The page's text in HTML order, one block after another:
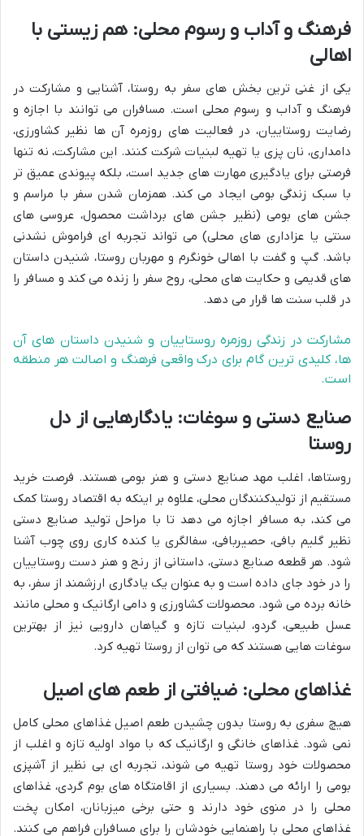
فرهنگ و آداب و رسوم محلی: هم زیستی با
اهالی
یکی از غنی ترین بخش های سفر به روستا، آشنایی و مشارکت در
فرهنگ و آداب و رسوم محلی است. مسافران می توانند با اجازه و
رضایت روستاییان، در فعالیت های روزمره آن ها نظیر کشاورزی،
دامداری، نان پزی یا تهیه لبنیات شرکت کنند. این مشارکت، نه تنها
فرصتی برای یادگیری مهارت های جدید است، بلکه پیوندی عمیق تر
با سبک زندگی بومی ایجاد می کند. همزمان شدن سفر با مراسم و
جشن های بومی (نظیر جشن های برداشت محصول، عروسی های
سنتی یا عزاداری های محلی) می تواند تجربه ای فراموش نشدنی
باشد. گپ و گفت با اهالی خونگرم و مهربان روستا، شنیدن داستان
های قدیمی و حکایت های محلی، روح سفر را زنده می کند و مسافر را
در قلب سنت ها قرار می دهد.
مشارکت در زندگی روزمره روستاییان و شنیدن داستان های آن
ها، کلیدی ترین گام برای درک واقعی فرهنگ و اصالت هر منطقه
است.
صنایع دستی و سوغات: یادگارهایی از دل
روستا
روستاها، اغلب مهد صنایع دستی و هنر بومی هستند. فرصت خرید
مستقیم از تولیدکنندگان محلی، علاوه بر اینکه به اقتصاد روستا کمک
می کند، به مسافر اجازه می دهد تا با مراحل تولید صنایع دستی
نظیر گلیم بافی، حصیربافی، سفالگری یا کنده کاری روی چوب آشنا
شود. هر قطعه صنایع دستی، داستانی از رنج و هنر دست روستاییان
را در خود جای داده است و به عنوان یک یادگاری ارزشمند از سفر، به
خانه برده می شود. محصولات کشاورزی و دامی ارگانیک و محلی مانند
عسل طبیعی، گردو، لبنیات تازه و گیاهان دارویی نیز از بهترین
سوغات هایی هستند که می توان از روستا تهیه کرد.
غذاهای محلی: ضیافتی از طعم های اصیل
هیچ سفری به روستا بدون چشیدن طعم اصیل غذاهای محلی کامل
نمی شود. غذاهای خانگی و ارگانیک که با مواد اولیه تازه و اغلب از
محصولات خود روستا تهیه می شوند، تجربه ای بی نظیر از آشپزی
بومی را ارائه می دهند. بسیاری از اقامتگاه های بوم گردی، غذاهای
محلی را در منوی خود دارند و حتی برخی میزبانان، امکان پخت
غذاهای محلی با راهنمایی خودشان را برای مسافران فراهم می کنند.